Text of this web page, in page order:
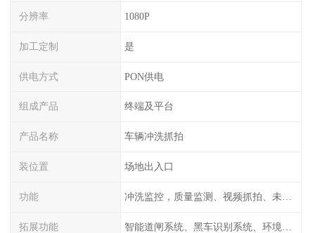
分辨率 1080P
加工定制 是
供电方式 PON供电
组成产品 终端及平台
产品名称 车辆冲洗抓拍
装位置 场地出入口
功能
拓展功能